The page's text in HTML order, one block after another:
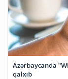
Azərbaycanda
qalxıb